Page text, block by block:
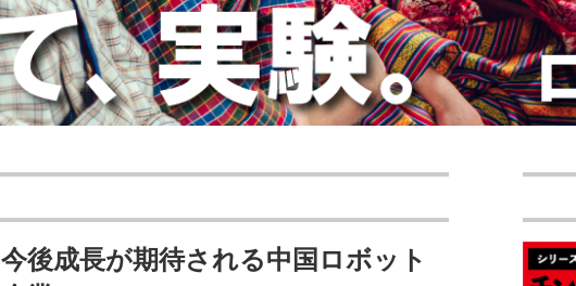
今後成長が期待される中国ロボット